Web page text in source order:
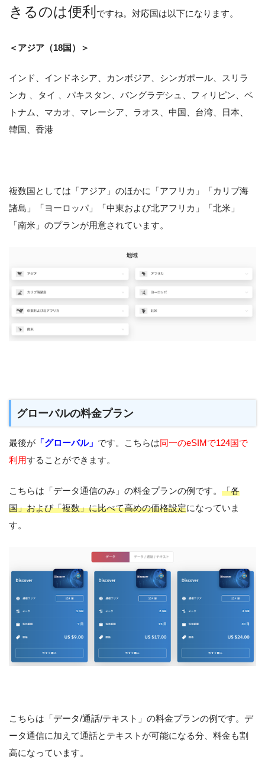
きるのは便利 ですね。対応国は以下になります。
＜アジア（18国）＞
インド、インドネシア、カンボジア、シンガポール、スリラ
ンカ 、タイ 、パキスタン、バングラデシュ、フィリピン、ベ
トナム、マカオ、マレーシア、ラオス、中国、台湾、日本、
韓国、香港
複数国としては「アジア」のほかに「アフリカ」「カリブ海
諸島」「ヨーロッパ」「中東および北アフリカ」「北米」
「南米」のプランが用意されています。
グローバルの料金プラン
最後が 「グローバル」 です。こちらは同一のeSIMで124国で
利用することができます。
こちらは「データ通信のみ」の料金プランの例です。 「各
国」および「複数」に比べて高めの価格設定になっていま
す。
こちらは「データ/通話/テキスト」の料金プランの例です。デ
ータ通信に加えて通話とテキストが可能になる分、料金も割
高になっています。